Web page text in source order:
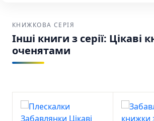
КНИЖКОВА СЕРІЯ
Інші книги з серії: Цікаві
оченятами